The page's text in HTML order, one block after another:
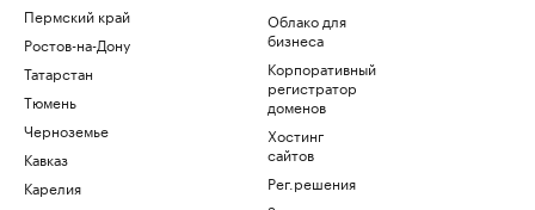
Пермский край
Ростов-на-Дону
Татарстан
Тюмень
Черноземье
Кавказ
Карелия
Облако для
бизнеса
Корпоративный
регистратор
доменов
Хостинг
сайтов
Рег.решения